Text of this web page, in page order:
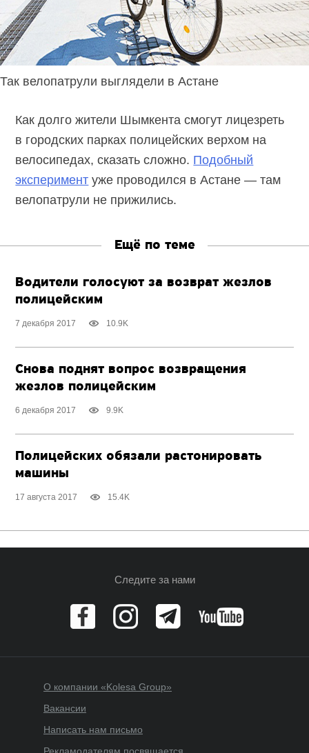
Так велопатрули выглядели в Астане
Как долго жители Шымкента смогут лицезреть
в городских парках полицейских верхом на
велосипедах, сказать сложно. Подобный
эксперимент уже проводился в Астане — там
велопатрули не прижились.
Ещё по теме
Водители голосуют за возврат жезлов
полицейским
7 декабря 2017 10.9K
Снова поднят вопрос возвращения
жезлов полицейским
6 декабря 2017 9.9K
Полицейских обязали растонировать
машины
17 августа 2017 15.4K
Следите за нами
О компании «Kolesa Group»
Вакансии
Написать нам письмо